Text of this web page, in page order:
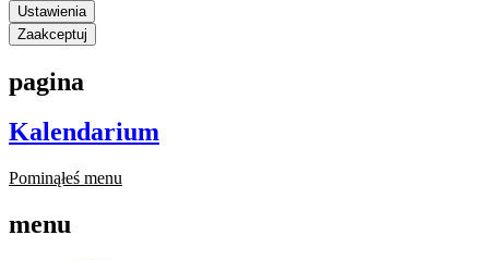
Ustawienia
Zaakceptuj
pagina
Kalendarium
Pominąłeś menu
menu